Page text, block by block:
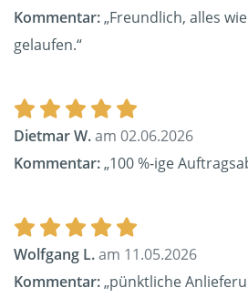
Kommentar:„Freundlich, alles
gelaufen.“
Dietmar W.am 02.06.2026
Kommentar:„100 %-ige
Wolfgang L.am 11.05.2026
Kommentar:„pünktliche